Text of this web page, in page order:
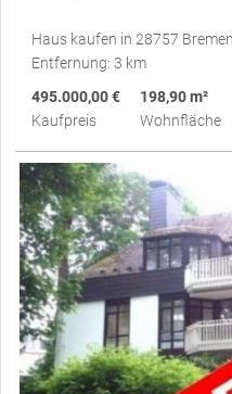
Haus kaufen in 28757 Bremen
Entfernung: 3 km
495.000,00 €
Kaufpreis
198,90 m²
Wohnfläche